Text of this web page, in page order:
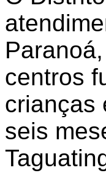
centros
crianças
seis